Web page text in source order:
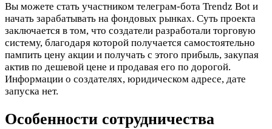
Вы можете стать участником телеграм-бота Trendz Bot и
начать зарабатывать на фондовых рынках. Суть проекта
заключается в том, что создатели разработали торговую
систему, благодаря которой получается самостоятельно
пампить цену акции и получать с этого прибыль, закупая
актив по дешевой цене и продавая его по дорогой.
Информации о создателях, юридическом адресе, дате
запуска нет.
Особенности сотрудничества